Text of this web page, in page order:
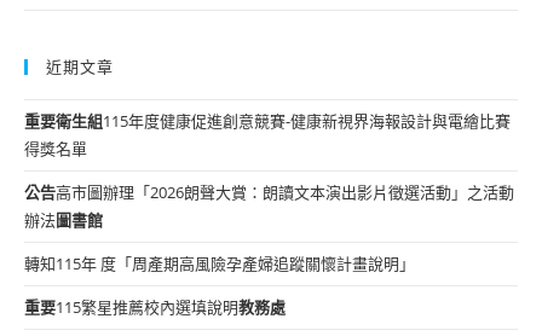
近期文章
重要衛生組115年度健康促進創意競賽-健康新視界海報設計與電繪比賽
得獎名單
公告高市圖辦理「2026朗聲大賞：朗讀文本演出影片徵選活動」之活動
辦法圖書館
轉知115年 度「周產期高風險孕產婦追蹤關懷計畫說明」
重要115繁星推薦校內選填說明教務處